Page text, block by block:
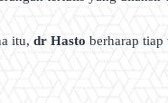
itu, dr Hasto berharap tiap